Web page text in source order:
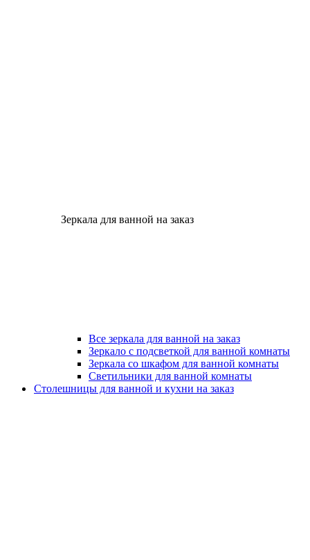
Зеркала для ванной на заказ
Все зеркала для ванной на заказ
Зеркало с подсветкой для ванной комнаты
Зеркала со шкафом для ванной комнаты
Светильники для ванной комнаты
Столешницы для ванной и кухни на заказ